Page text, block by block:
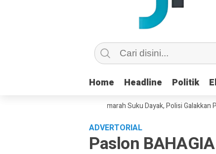
Home Headline Politik
Home Headline Politik
di Medsos Picu Amarah Suku Dayak, Polisi Galakkan Patroli
ADVERTORIAL
Paslon